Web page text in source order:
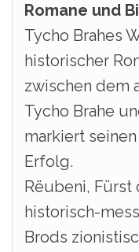
Romane und
Tycho Brahes
historischer
zwischen dem
Tycho Brahe
markiert
Erfolg.
Rëubeni, Fürst
historisch-
Brods